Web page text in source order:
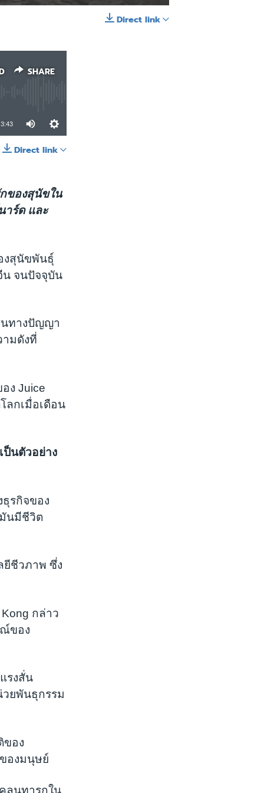
SHARE
Direct link
SHARE
SHARE
3:43
Direct link
ของสุนัขใน
าร์ด และ
งสุนัขพันธุ์
น จนปัจจุบัน
นทางปัญญา
ามดังที่
ง Juice
ลกเมื่อเดือน
ป็นตัวอย่าง
รกิจของ
มันมีชีวิต
ยีชีวภาพ ซึ่ง
กล่าว
ของ
รงสั่น
วยพันธุกรรม
ของ
องมนุษย์
ลนทารกใน